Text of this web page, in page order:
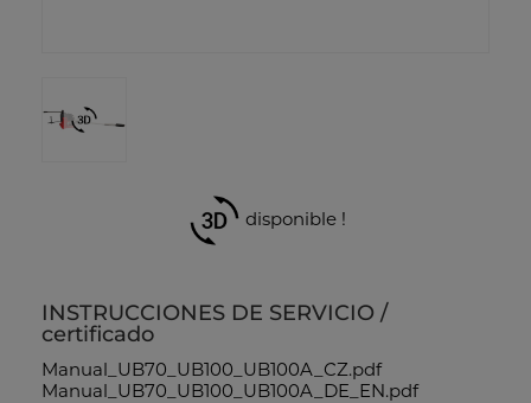
disponible !
INSTRUCCIONES DE SERVICIO /
certificado
Manual_UB70_UB100_UB100A_CZ.pdf
Manual_UB70_UB100_UB100A_DE_EN.pdf